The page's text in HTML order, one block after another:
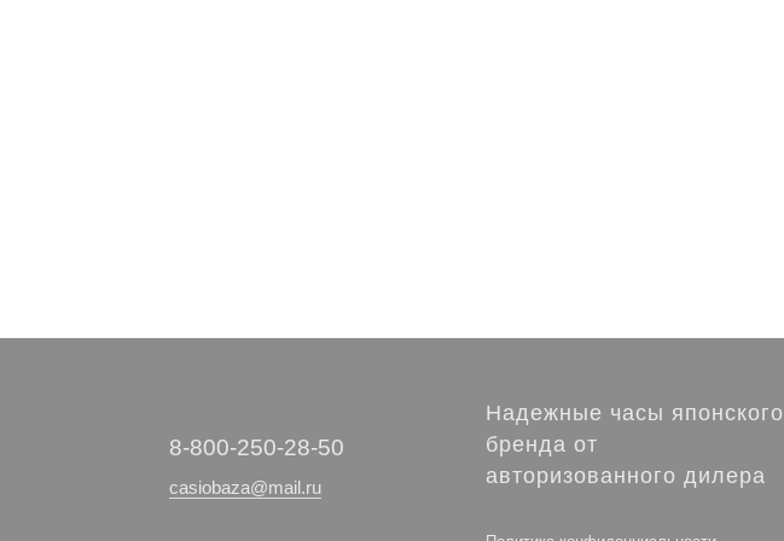
‭8-800-250-28-50
casiobaza@mail.ru
Надежные часы японского
бренда от
авторизованного дилера